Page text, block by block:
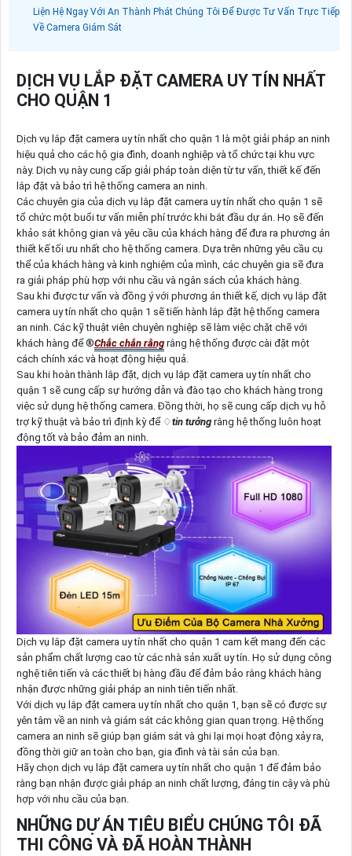
Liện Hệ Ngay Với An Thành Phát Chúng Tôi Để Được Tư Vấn Trực Tiếp
Về Camera Giám Sát
DỊCH VỤ LẮP ĐẶT CAMERA UY TÍN NHẤT
CHO QUẬN 1
Dịch vụ lắp đặt camera uy tín nhất cho quận 1 là một giải pháp an ninh
hiệu quả cho các hộ gia đình, doanh nghiệp và tổ chức tại khu vực
này. Dịch vụ này cung cấp giải pháp toàn diện từ tư vấn, thiết kế đến
lắp đặt và bảo trì hệ thống camera an ninh.
Các chuyên gia của dịch vụ lắp đặt camera uy tín nhất cho quận 1 sẽ
tổ chức một buổi tư vấn miễn phí trước khi bắt đầu dự án. Họ sẽ đến
khảo sát không gian và yêu cầu của khách hàng để đưa ra phương án
thiết kế tối ưu nhất cho hệ thống camera. Dựa trên những yêu cầu cụ
thể của khách hàng và kinh nghiệm của mình, các chuyên gia sẽ đưa
ra giải pháp phù hợp với nhu cầu và ngân sách của khách hàng.
Sau khi được tư vấn và đồng ý với phương án thiết kế, dịch vụ lắp đặt
camera uy tín nhất cho quận 1 sẽ tiến hành lắp đặt hệ thống camera
an ninh. Các kỹ thuật viên chuyên nghiệp sẽ làm việc chặt chẽ với
khách hàng để ®️Chắc chắn rằngrằng hệ thống được cài đặt một
cách chính xác và hoạt động hiệu quả.
Sau khi hoàn thành lắp đặt, dịch vụ lắp đặt camera uy tín nhất cho
quận 1 sẽ cung cấp sự hướng dẫn và đào tạo cho khách hàng trong
việc sử dụng hệ thống camera. Đồng thời, họ sẽ cung cấp dịch vụ hỗ
trợ kỹ thuật và bảo trì định kỳ để ♢tin tưởngrằng hệ thống luôn hoạt
động tốt và bảo đảm an ninh.
Dịch vụ lắp đặt camera uy tín nhất cho quận 1 cam kết mang đến các
sản phẩm chất lượng cao từ các nhà sản xuất uy tín. Họ sử dụng công
nghệ tiên tiến và các thiết bị hàng đầu để đảm bảo rằng khách hàng
nhận được những giải pháp an ninh tiên tiến nhất.
Với dịch vụ lắp đặt camera uy tín nhất cho quận 1, bạn sẽ có được sự
yên tâm về an ninh và giám sát các không gian quan trọng. Hệ thống
camera an ninh sẽ giúp bạn giám sát và ghi lại mọi hoạt động xảy ra,
đồng thời giữ an toàn cho bạn, gia đình và tài sản của bạn.
Hãy chọn dịch vụ lắp đặt camera uy tín nhất cho quận 1 để đảm bảo
rằng bạn nhận được giải pháp an ninh chất lượng, đáng tin cậy và phù
hợp với nhu cầu của bạn.
NHỮNG DỰ ÁN TIÊU BIỂU CHÚNG TÔI ĐÃ
THI CÔNG VÀ ĐÃ HOÀN THÀNH